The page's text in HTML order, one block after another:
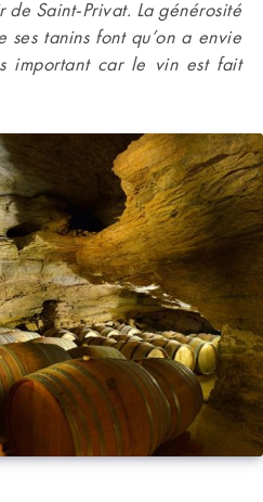
de Saint-Privat. La générosité
tanins font qu’on a envie
important car le vin est fait